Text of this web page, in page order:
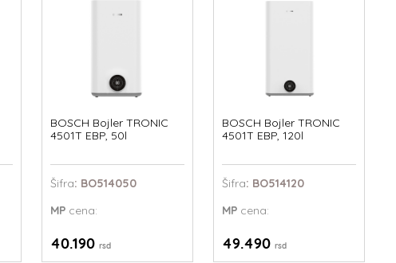
BOSCH Bojler TRONIC
4501T EBP, 50l
Šifra: BO514050
MPcena:
40.190 rsd
BOSCH Bojler TRONIC
4501T EBP, 120l
Šifra: BO514120
MP cena:
49.490rsd